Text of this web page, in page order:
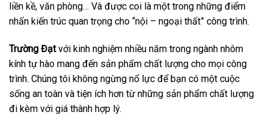
liền kề, văn phòng… Và được coi là một trong những điểm
nhấn kiến trúc quan trọng cho “nội – ngoại thất” công trình.
Trường Đạtvới kinh nghiệm nhiều năm trong ngành nhôm
kính tự hào mang đến sản phẩm chất lượng cho mọi công
trình. Chúng tôi không ngừng nổ lực để bạn có một cuộc
sống an toàn và tiện ích hơn từ những sản phẩm chất lượng
đi kèm với giá thành hợp lý.